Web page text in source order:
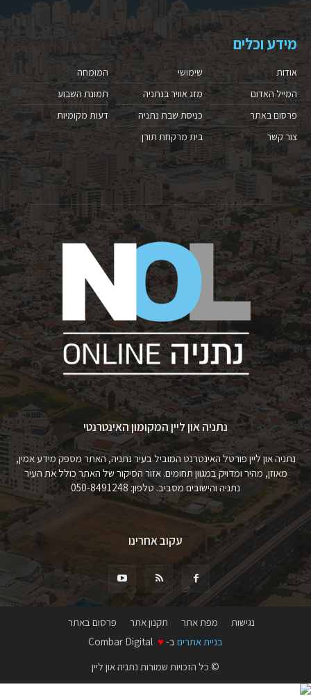
מידע וכלים
אודות
המייל האדום
פרסום באתר
צור קשר
שימושי
מזג אוויר בנתניה
כניסת שבת נתניה
בית מרקחת תורן
המומחה
תמונת השבוע
דעות מקומיות
נתניה און ליין המקומון האינטרנטי
נתניה און ליין פורטל האינטרנט המוביל בעיר נתניה, האתר מספק מידע אמין,
מאוזן, מהיר ומדויק במגוון תחומים. אזור הסיקור של האתר כולל את העיר
נתניה והישובים מסביב. טלפון: 050-8491248
עקוב אחרינו
נגישות מפת אתר תקנון אתר
פרסום באתר
בניית אתרים ב- ♥
© כל הזכויות שמורות נתניה און ליין